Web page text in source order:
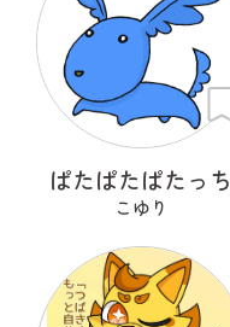
ぱたぱたぱたっち
こゆり